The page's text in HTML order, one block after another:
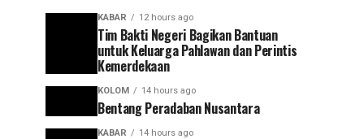
KABAR 12 hours ago
Tim Bakti Negeri Bagikan Bantuan
untuk Keluarga Pahlawan dan Perintis
Kemerdekaan
KOLOM 14 hours ago
Bentang Peradaban Nusantara
KABAR 14 hours ago